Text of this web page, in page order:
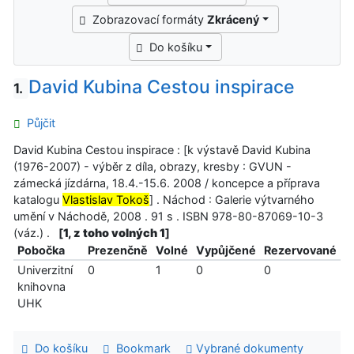
Zobrazovací formáty Zkrácený
Do košíku
1. David Kubina Cestou inspirace
Půjčit
David Kubina Cestou inspirace : [k výstavě David Kubina
(1976-2007) - výběr z díla, obrazy, kresby : GVUN -
zámecká jízdárna, 18.4.-15.6. 2008 / koncepce a příprava
katalogu Vlastislav Tokoš] . Náchod : Galerie výtvarného
umění v Náchodě, 2008 . 91 s . ISBN 978-80-87069-10-3
(váz.) .
[1, z toho volných 1]
Pobočka
Prezenčně Volné Vypůjčené
Rezervované
Univerzitní
knihovna
UHK
0 1 0 0
Do košíku Bookmark Vybrané dokumenty